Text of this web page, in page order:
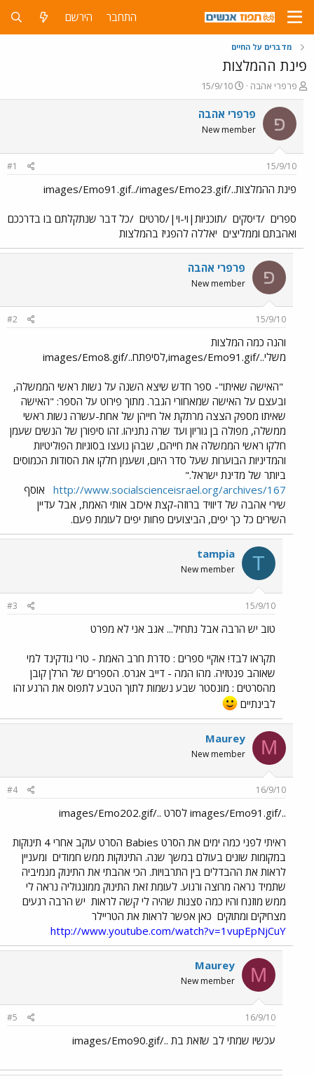
התחבר הירשם
מדברים על החיים
פינת ההמלצות
פ
ו
ת
ח
ה
ו
ש
א
פרפרי אהבה
פ
ו
ר
ם
ר
15/9/10
פ פרפרי אהבה
New member
15/9/10
#1
פינת ההמלצות../images/Emo91.gif../images/Emo23.gif
ספרים /דיסקים /תוכניות|וי-וי|/סרטים /כל דבר שנתקלתם בו בדרככם
ואהבתם וממליצים יאללה להפגיז בהמלצות
פ פרפרי אהבה
New member
15/9/10
#2
והנה כמה המלצות
משלי../images/Emo91.gif,לסיפתח../images/Emo8.gif
"האישה שאיתו"- ספר חדש שיצא השנה על נשות ראשי הממשלה,
ובעצם על האישה שמאחורי הגבר. מתוך פירוט על הספר: "האישה
שאיתו מספק הצצה מרתקת אל חייהן של אחת-עשרה נשות ראשי
ממשלה, מפולה בן גוריון ועד שרה נתניהו. זהו סיפורן של הנשים שעמן
חלקו ראשי הממשלה את חייהם, שבהן נועצו בסוגיות הפוליטיות
והמדיניות הבוערות שעל סדר היום, ושעמן חלקו את הסודות הכמוסים
ביותר של מדינת ישראל."
http://www.socialscienceisrael.org/archives/167
אוסף
שירי אהבה של דיוויד ברוזה-קצת איכזב אותי האמת, אבל עדיין
השירים כל כך יפים, הביצועים פחות יפים לעומת פעם.
T
tampia
New member
15/9/10
#3
טוב יש הרבה אבל נתחיל... אגב אני לא מפרט
תקראו לבד! אוקיי ספרים : סדרת חרב האמת - טרי גודקינד למי
שאוהב פנטזיה. מהו המה - דייב אגרס. הספרים של הרלן קובן
מהסרטים : מונסטר שבע נשמות לתוך הטבע לתפוס את הרגע זהו
לבינתיים
M
Maurey
New member
16/9/10
#4
../images/Emo91.gif לסרט ../images/Emo202.gif
ראיתי לפני כמה ימים את הסרט Babies הסרט עוקב אחרי 4 תינוקות
במקומות שונים בעולם במשך שנה. התינוקות ממש חמודים ומעניין
לראות את ההבדלים בין התרבויות. הכי אהבתי את התינוק מנמיביה
שתמיד נראה מרוצה ורגוע. לעומת זאת התינוק ממונגוליה נראה לי
ממש מוזנח והיו כמה סצנות שהיה לי קשה לראות יש הרבה רגעים
מצחיקים ומתוקים כאן אפשר לראות את הטריילר
http://www.youtube.com/watch?v=1vupEpNjCuY
M
Maurey
New member
16/9/10
#5
עכשיו שמתי לב שזאת בת ../images/Emo90.gif